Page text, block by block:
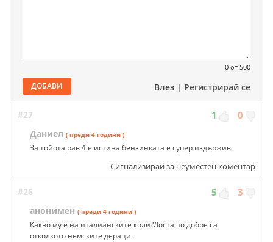
0 от 500
ДОБАВИ Влез | Регистрирай се
#27 1 0
Даниел ( преди 4 години )
За тойота рав 4 е истина бензинката е супер издържив
Сигнализирай за неуместен коментар
#26 5 3
анонимен ( преди 4 години )
Какво му е на италианските коли?Доста по добре са
отколкото немските дераци.